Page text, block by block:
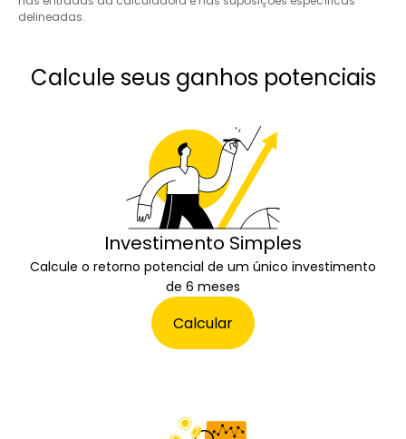
delineadas.
Calcule seus ganhos potenciais
Investimento Simples
Calcule o retorno potencial de um único investimento
de 6 meses
Calcular